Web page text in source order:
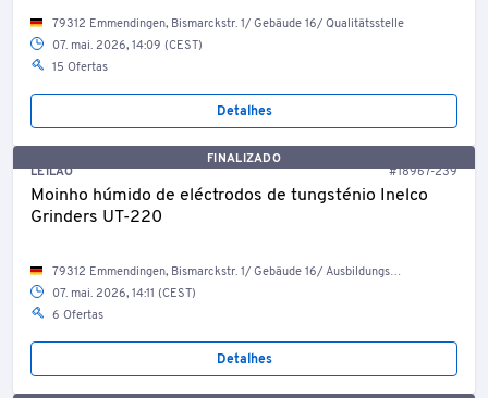
79312 Emmendingen, Bismarckstr. 1/ Gebäude 16/ Qualitätsstelle
07. mai. 2026, 14:09 (CEST)
15 Ofertas
Detalhes
FINALIZADO
LEILÃO
#18967-239
Moinho húmido de eléctrodos de tungsténio Inelco
Grinders UT-220
79312 Emmendingen, Bismarckstr. 1/ Gebäude 16/ Ausbildungswerkstatt
07. mai. 2026, 14:11 (CEST)
6 Ofertas
Detalhes